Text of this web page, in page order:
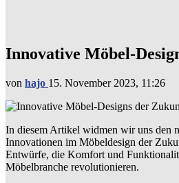
Innovative Möbel-
von hajo 15. November 2023, 11:26
In diesem Artikel widmen wir uns den
Innovationen im Möbeldesign der
Entwürfe, die Komfort und
Möbelbranche revolutionieren.